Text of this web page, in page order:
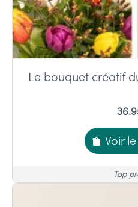
Le bouquet créatif
Voir
Top